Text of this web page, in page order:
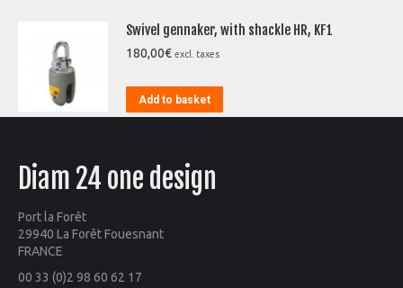
Swivel gennaker, with shackle HR, KF1
180,00€ excl. taxes
Add to basket
Diam 24 one design
Port la Forêt
29940 La Forêt Fouesnant
FRANCE
00 33 (0)2 98 60 62 17